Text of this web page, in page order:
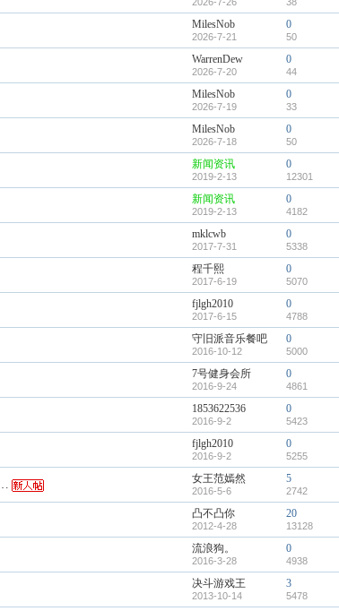
MilesNob
2026-7-21
0
50
WarrenDew
2026-7-20
0
44
MilesNob
2026-7-19
0
33
MilesNob
2026-7-18
0
50
新闻资讯
2019-2-13
0
12301
新闻资讯
2019-2-13
0
4182
mklcwb
2017-7-31
0
5338
程千熙
2017-6-19
0
5070
fjlgh2010
2017-6-15
0
4788
守旧派音乐餐吧
2016-10-12
0
5000
7号健身会所
2016-9-24
0
4861
1853622536
2016-9-2
0
5423
fjlgh2010
2016-9-2
0
5255
女王范嫣然
2016-5-6
5
2742
凸不凸你
2012-4-28
20
13128
流浪狗。
2016-3-28
0
4938
决斗游戏王
2013-10-14
3
5478